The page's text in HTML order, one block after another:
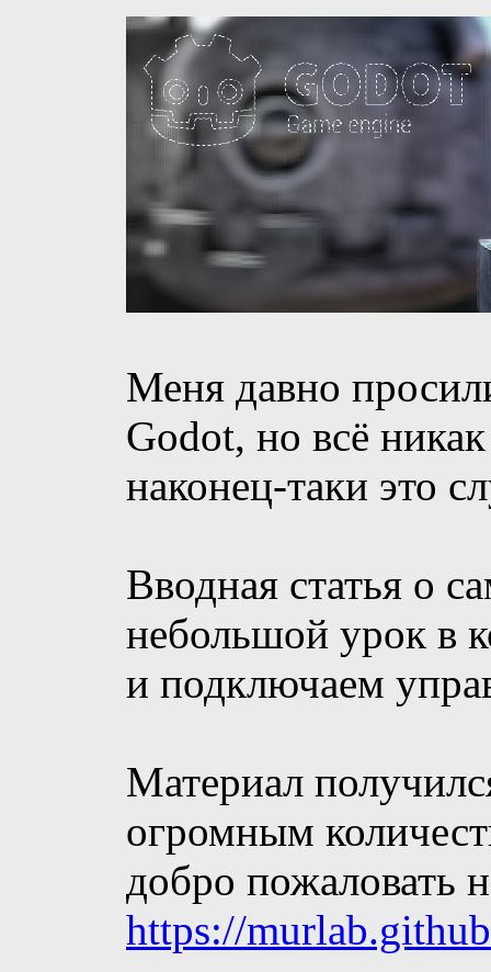
Меня давно
Godot, но всё
наконец-таки это
Вводная статья о
небольшой урок в
и подключаем
Материал
огромным
добро пожаловать
https://